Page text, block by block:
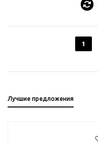
1
Лучшие предложения